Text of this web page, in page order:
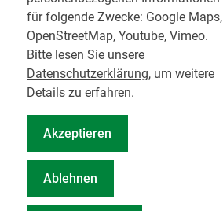
für folgende Zwecke: Google Maps,
OpenStreetMap, Youtube, Vimeo.
Bitte lesen Sie unsere
Datenschutzerklärung, um weitere
Details zu erfahren.
Akzeptieren
Ablehnen
Inserate
Praktikum in einer Zahnarztpraxis
Jobs im Zahnärztehaus
Presse
Pressemitteilungen